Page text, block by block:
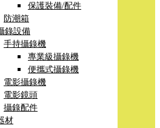
保護裝備/配件
防潮箱
錄設備
手持攝錄機
專業級攝錄機
便攜式攝錄機
電影攝錄機
電影鏡頭
攝錄配件
材